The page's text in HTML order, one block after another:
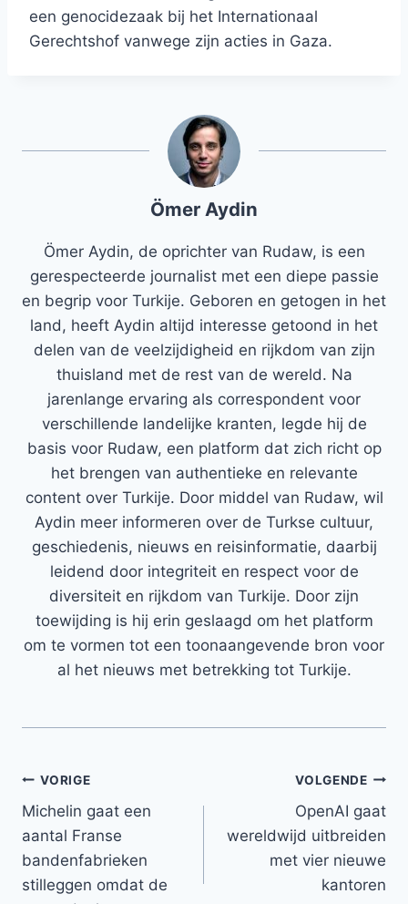
een genocidezaak bij het Internationaal
Gerechtshof vanwege zijn acties in Gaza.
Ömer Aydin
Ömer Aydin, de oprichter van Rudaw, is een
gerespecteerde journalist met een diepe passie
en begrip voor Turkije. Geboren en getogen in het
land, heeft Aydin altijd interesse getoond in het
delen van de veelzijdigheid en rijkdom van zijn
thuisland met de rest van de wereld. Na
jarenlange ervaring als correspondent voor
verschillende landelijke kranten, legde hij de
basis voor Rudaw, een platform dat zich richt op
het brengen van authentieke en relevante
content over Turkije. Door middel van Rudaw, wil
Aydin meer informeren over de Turkse cultuur,
geschiedenis, nieuws en reisinformatie, daarbij
leidend door integriteit en respect voor de
diversiteit en rijkdom van Turkije. Door zijn
toewijding is hij erin geslaagd om het platform
om te vormen tot een toonaangevende bron voor
al het nieuws met betrekking tot Turkije.
Bericht
navigatie
VORIGE
Michelin gaat een
aantal Franse
bandenfabrieken
stilleggen omdat de
VOLGENDE
OpenAI gaat
wereldwijd uitbreiden
met vier nieuwe
kantoren